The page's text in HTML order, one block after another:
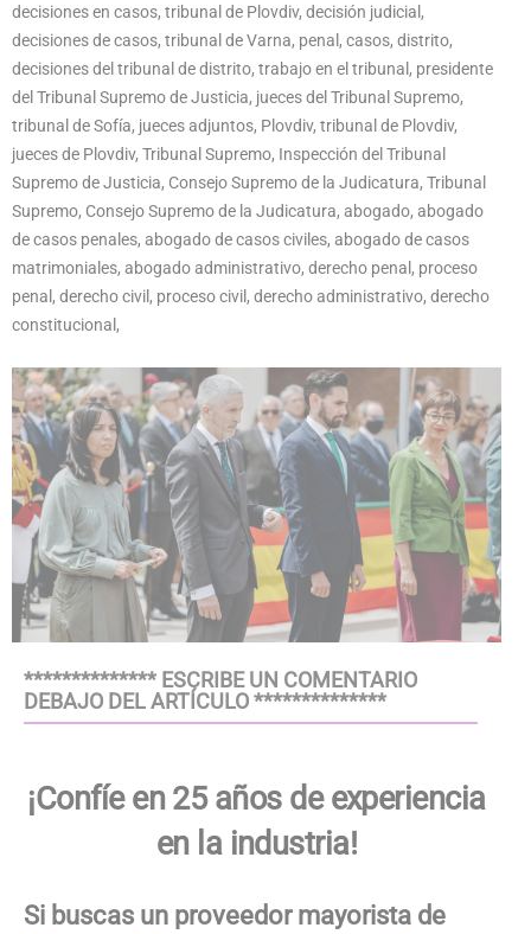
decisiones en casos, tribunal de Plovdiv, decisión judicial,
decisiones de casos, tribunal de Varna, penal, casos, distrito,
decisiones del tribunal de distrito, trabajo en el tribunal, presidente
del Tribunal Supremo de Justicia, jueces del Tribunal Supremo,
tribunal de Sofía, jueces adjuntos, Plovdiv, tribunal de Plovdiv,
jueces de Plovdiv, Tribunal Supremo, Inspección del Tribunal
Supremo de Justicia, Consejo Supremo de la Judicatura, Tribunal
Supremo, Consejo Supremo de la Judicatura, abogado, abogado
de casos penales, abogado de casos civiles, abogado de casos
matrimoniales, abogado administrativo, derecho penal, proceso
penal, derecho civil, proceso civil, derecho administrativo, derecho
constitucional,
************** ESCRIBE UN COMENTARIO
DEBAJO DEL ARTÍCULO **************
¡Confíe en 25 años de experiencia
en la industria!
Si buscas un proveedor mayorista de